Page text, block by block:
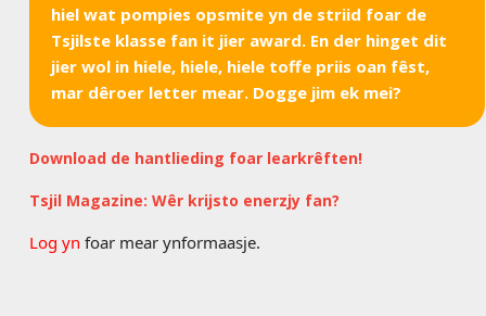
hiel wat pompies opsmite yn de striid foar de
Tsjilste klasse fan it jier award. En der hinget dit
jier wol in hiele, hiele, hiele toffe priis oan fêst,
mar dêroer letter mear. Dogge jim ek mei?
Download de hantlieding foar learkrêften!
Tsjil Magazine: Wêr krijsto enerzjy fan?
Log yn foar mear ynformaasje.